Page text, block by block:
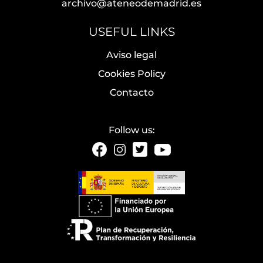
archivo@ateneodemadrid.es
USEFUL LINKS
Aviso legal
Cookies Policy
Contacto
Follow us: